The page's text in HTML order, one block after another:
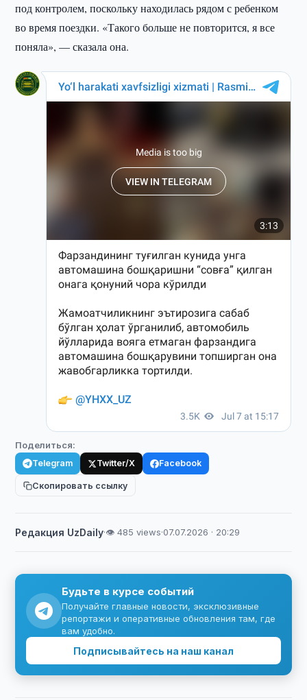
под контролем, поскольку находилась рядом с ребенком
во время поездки. «Такого больше не повторится, я все
поняла», — сказала она.
Поделиться:
Telegram Twitter/X Facebook
Скопировать ссылку
Редакция UzDaily·👁 485 views·07.07.2026 · 20:29
Будьте в курсе событий
Получайте главные новости, эксклюзивные
репортажи и оперативные обновления там, где
вам удобно.
Подписывайтесь на наш канал